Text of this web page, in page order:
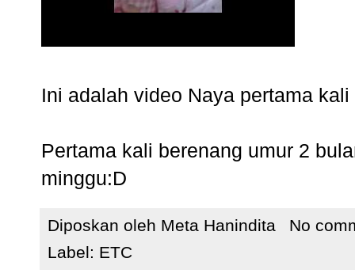
Ini adalah video Naya pertama
Pertama kali berenang umur 2
minggu:D
Diposkan oleh Meta Hanindita
No
Label: ETC